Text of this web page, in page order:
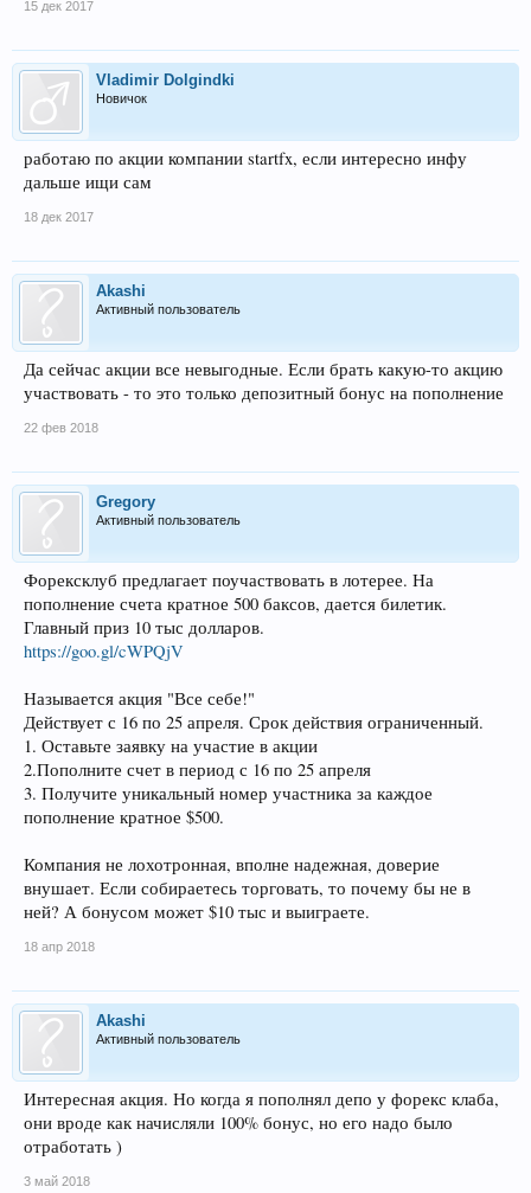
15 дек 2017
Vladimir Dolgindki
Новичок
работаю по акции компании startfx, если интересно инфу
дальше ищи сам
18 дек 2017
Akashi
Активный пользователь
Да сейчас акции все невыгодные. Если брать какую-то акцию
участвовать - то это только депозитный бонус на пополнение
22 фев 2018
Gregory
Активный пользователь
Форексклуб предлагает поучаствовать в лотерее. На
пополнение счета кратное 500 баксов, дается билетик.
Главный приз 10 тыс долларов.
https://goo.gl/cWPQjV
Называется акция "Все себе!"
Действует с 16 по 25 апреля. Срок действия ограниченный.
1. Оставьте заявку на участие в акции
2.Пополните счет в период с 16 по 25 апреля
3. Получите уникальный номер участника за каждое
пополнение кратное $500.
Компания не лохотронная, вполне надежная, доверие
внушает. Если собираетесь торговать, то почему бы не в
ней? А бонусом может $10 тыс и выиграете.
18 апр 2018
Akashi
Активный пользователь
Интересная акция. Но когда я пополнял депо у форекс клаба,
они вроде как начисляли 100% бонус, но его надо было
отработать )
3 май 2018